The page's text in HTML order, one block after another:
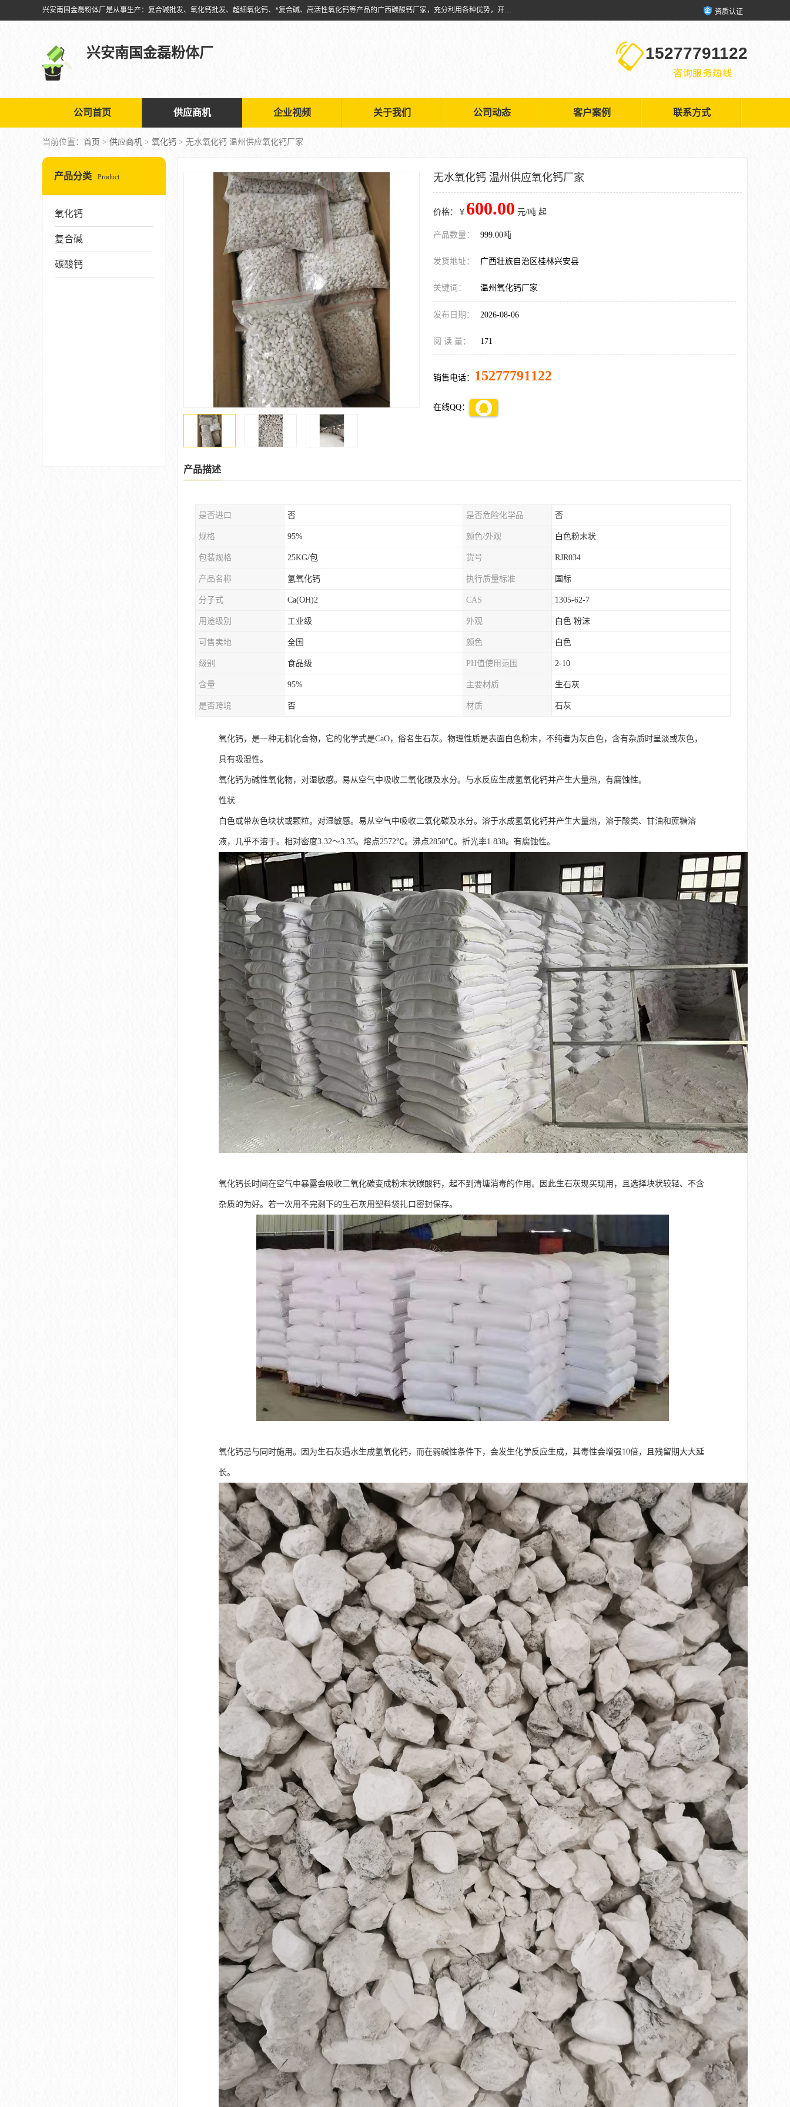
兴安南国金磊粉体厂是从事生产：复合碱批发、氧化钙批发、超细氧化钙、*复合碱、高活性氧化钙等产品的广西碳酸钙厂家，充分利用各种优势，开拓创新，逐步建立了现代企业管理体系，科学.规范的生产体系，严谨的产品质量控制体系，完备的产品质量检验体系。 资质认证
兴安南国金磊粉体厂 15277791122
公司首页 供应商机 企业视频 关于我们 公司动态 客户案例 联系方式
当前位置： 首页 > 供应商机 > 氧化钙 > 无水氧化钙 温州供应氧化钙厂家
产品分类 Product
氧化钙
复合碱
碳酸钙
无水氧化钙 温州供应氧化钙厂家
价格：￥ 600.00 元/吨 起
产品数量： 999.00吨
发货地址： 广西壮族自治区桂林兴安县
关键词： 温州氧化钙厂家
发布日期： 2026-08-06
阅 读 量： 171
销售电话： 15277791122
在线QQ：
产品描述
是否进口 否 是否危险化学品 否
规格 95% 颜色/外观 白色粉末状
包装规格 25KG/包 货号 RJR034
产品名称 氢氧化钙 执行质量标准 国标
分子式 Ca(OH)2 CAS 1305-62-7
用途级别 工业级 外观 白色 粉沫
可售卖地 全国 颜色 白色
级别 食品级 PH值使用范围 2-10
含量 95% 主要材质 生石灰
是否跨境 否 材质 石灰
氧化钙，是一种无机化合物，它的化学式是CaO，俗名生石灰。物理性质是表面白色粉末，不纯者为灰白色，含有杂质时呈淡或灰色，
具有吸湿性。
氧化钙为碱性氧化物，对湿敏感。易从空气中吸收二氧化碳及水分。与水反应生成氢氧化钙并产生大量热，有腐蚀性。
性状
白色或带灰色块状或颗粒。对湿敏感。易从空气中吸收二氧化碳及水分。溶于水成氢氧化钙并产生大量热，溶于酸类、甘油和蔗糖溶
液，几乎不溶于。相对密度3.32～3.35。熔点2572℃。沸点2850℃。折光率1.838。有腐蚀性。
氧化钙长时间在空气中暴露会吸收二氧化碳变成粉末状碳酸钙，起不到清塘消毒的作用。因此生石灰现买现用，且选择块状较轻、不含
杂质的为好。若一次用不完剩下的生石灰用塑料袋扎口密封保存。
氧化钙忌与同时施用。因为生石灰遇水生成氢氧化钙，而在弱碱性条件下，会发生化学反应生成，其毒性会增强10倍，且残留期大大延
长。